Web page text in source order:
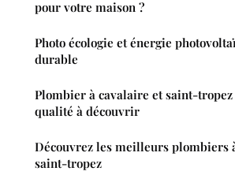
pour votre maison ?
Photo écologie et énergie
durable
Plombier à cavalaire et saint-tropez
qualité à découvrir
Découvrez les meilleurs plombiers
saint-tropez